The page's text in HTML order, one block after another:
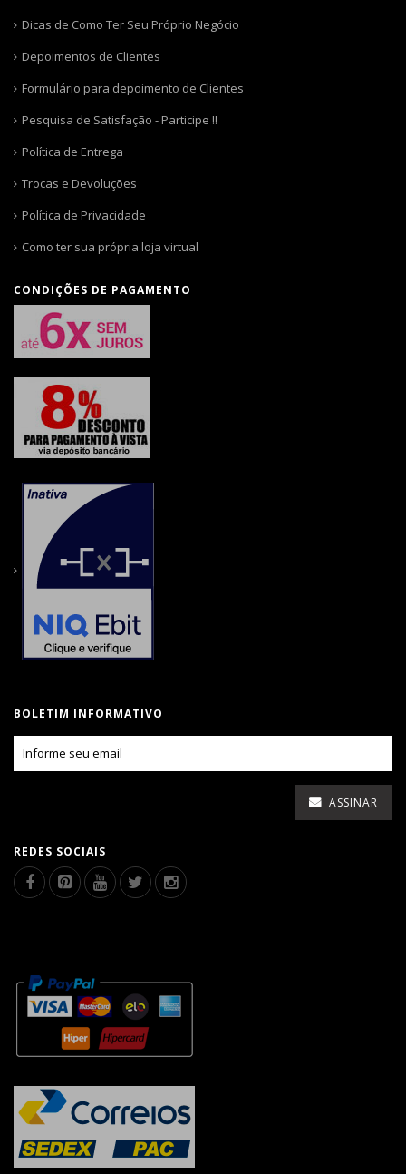
Dicas de Como Ter Seu Próprio Negócio
Depoimentos de Clientes
Formulário para depoimento de Clientes
Pesquisa de Satisfação - Participe !!
Política de Entrega
Trocas e Devoluções
Política de Privacidade
Como ter sua própria loja virtual
CONDIÇÕES DE PAGAMENTO
BOLETIM INFORMATIVO
ASSINAR
REDES SOCIAIS